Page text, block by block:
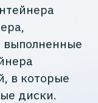
в которые
диски.